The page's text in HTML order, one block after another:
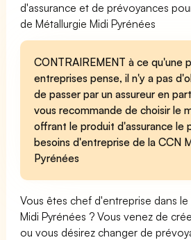
d'assurance et de prévoyances
de Métallurgie Midi Pyrénées
CONTRAIREMENT à ce qu'une
entreprises pense, il n'y a pas
de passer par un assureur en
vous recommande de choisir le
offrant le produit d'assurance le
besoins d'entreprise de la CCN
Pyrénées
Vous êtes chef d'entreprise dans
Midi Pyrénées ? Vous venez de
ou vous désirez changer de